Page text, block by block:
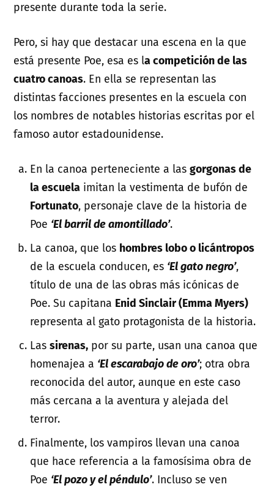
presente durante toda la serie.
Pero, si hay que destacar una escena en la que
está presente Poe, esa es la competición de las
cuatro canoas. En ella se representan las
distintas facciones presentes en la escuela con
los nombres de notables historias escritas por el
famoso autor estadounidense.
En la canoa perteneciente a lasgorgonas de
la escuela imitan la vestimenta de bufón de
Fortunato, personaje clave de la historia de
Poe ‘El barril de amontillado’.
La canoa, que los hombres lobo o licántropos
de la escuela conducen, es ‘El gato negro’,
título de una de las obras más icónicas de
Poe. Su capitana Enid Sinclair (Emma Myers)
representa al gato protagonista de la historia.
Lassirenas, por su parte, usan una canoa que
homenajea a ‘El escarabajo de oro’; otra obra
reconocida del autor, aunque en este caso
más cercana a la aventura y alejada del
terror.
Finalmente, los vampiros llevan una canoa
que hace referencia a la famosísima obra de
Poe ‘El pozo y el péndulo’. Incluso se ven